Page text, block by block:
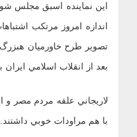
اين نماينده اسبق مجلس
اندازه امروز مرتكب
تصوير طرح خاورميان
بعد از انقلاب اسلامي
لاريجاني علقه مردم مصر و
با هم مراودات خوبي داشتند.